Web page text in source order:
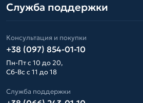
Служба поддержки
Консультация и покупки
+38 (097) 854-01-10
Пн-Пт с 10 до 20,
Сб-Вс с 11 до 18
Служба поддержки